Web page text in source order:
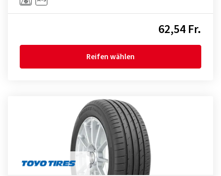
62,54 Fr.
Reifen wählen